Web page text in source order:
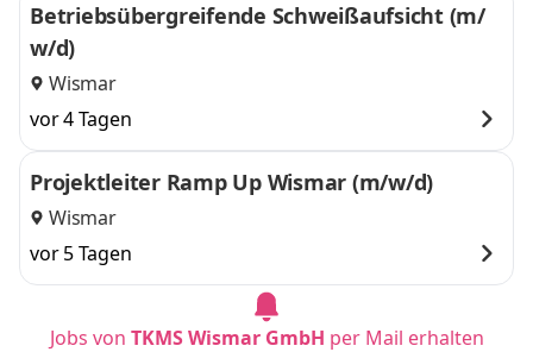
Betriebsübergreifende Schweißaufsicht (m/
w/d)
Wismar
vor 4 Tagen
Projektleiter Ramp Up Wismar (m/w/d)
Wismar
vor 5 Tagen
Jobs von TKMS Wismar GmbH per Mail erhalten